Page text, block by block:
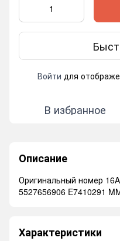
Войти для
В избранное
Описание
Оригинальный номер
5527656906 E7410291
Характеристики